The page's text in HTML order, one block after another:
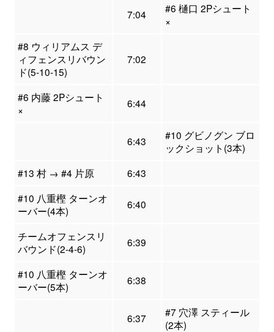
7:04
#6 樋口 2Pシュート
×
#8 ウィリアムス デ
ィフェンスリバウン
ド(5-10-15)
7:02
#6 内藤 2Pシュート
×
6:44
6:43
#10 グビノグン ブロ
ックショット(3本)
#13 村 → #4 片原
6:43
#10 八重樫 ターンオ
ーバー(4本)
6:40
チームオフェンスリ
バウンド(2-4-6)
6:39
#10 八重樫 ターンオ
ーバー(5本)
6:38
6:37
#7 穴澤 スティール
(2本)